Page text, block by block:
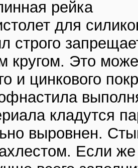
рейка
для
строго
кругом. Это
и цинкового
кладутся
выровнен.
Если